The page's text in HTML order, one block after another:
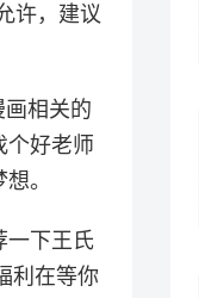
许，建议
相关的
个好老师
。
一下王氏
利在等你